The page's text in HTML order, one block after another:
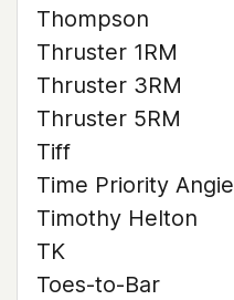
Thompson
Thruster 1RM
Thruster 3RM
Thruster 5RM
Tiff
Time Priority Angie
Timothy Helton
TK
Toes-to-Bar